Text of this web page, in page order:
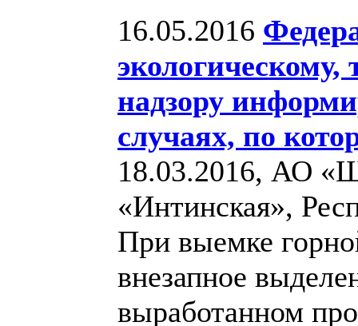
16.05.2016
экологическому,
надзору
случаях, по
18.03.2016, АО
«Интинская»,
При выемке
внезапное
выработанном